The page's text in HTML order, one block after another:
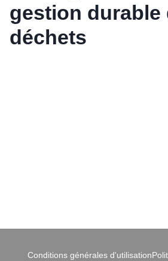
gestion durable
déchets
Conditions générales d'utilisation